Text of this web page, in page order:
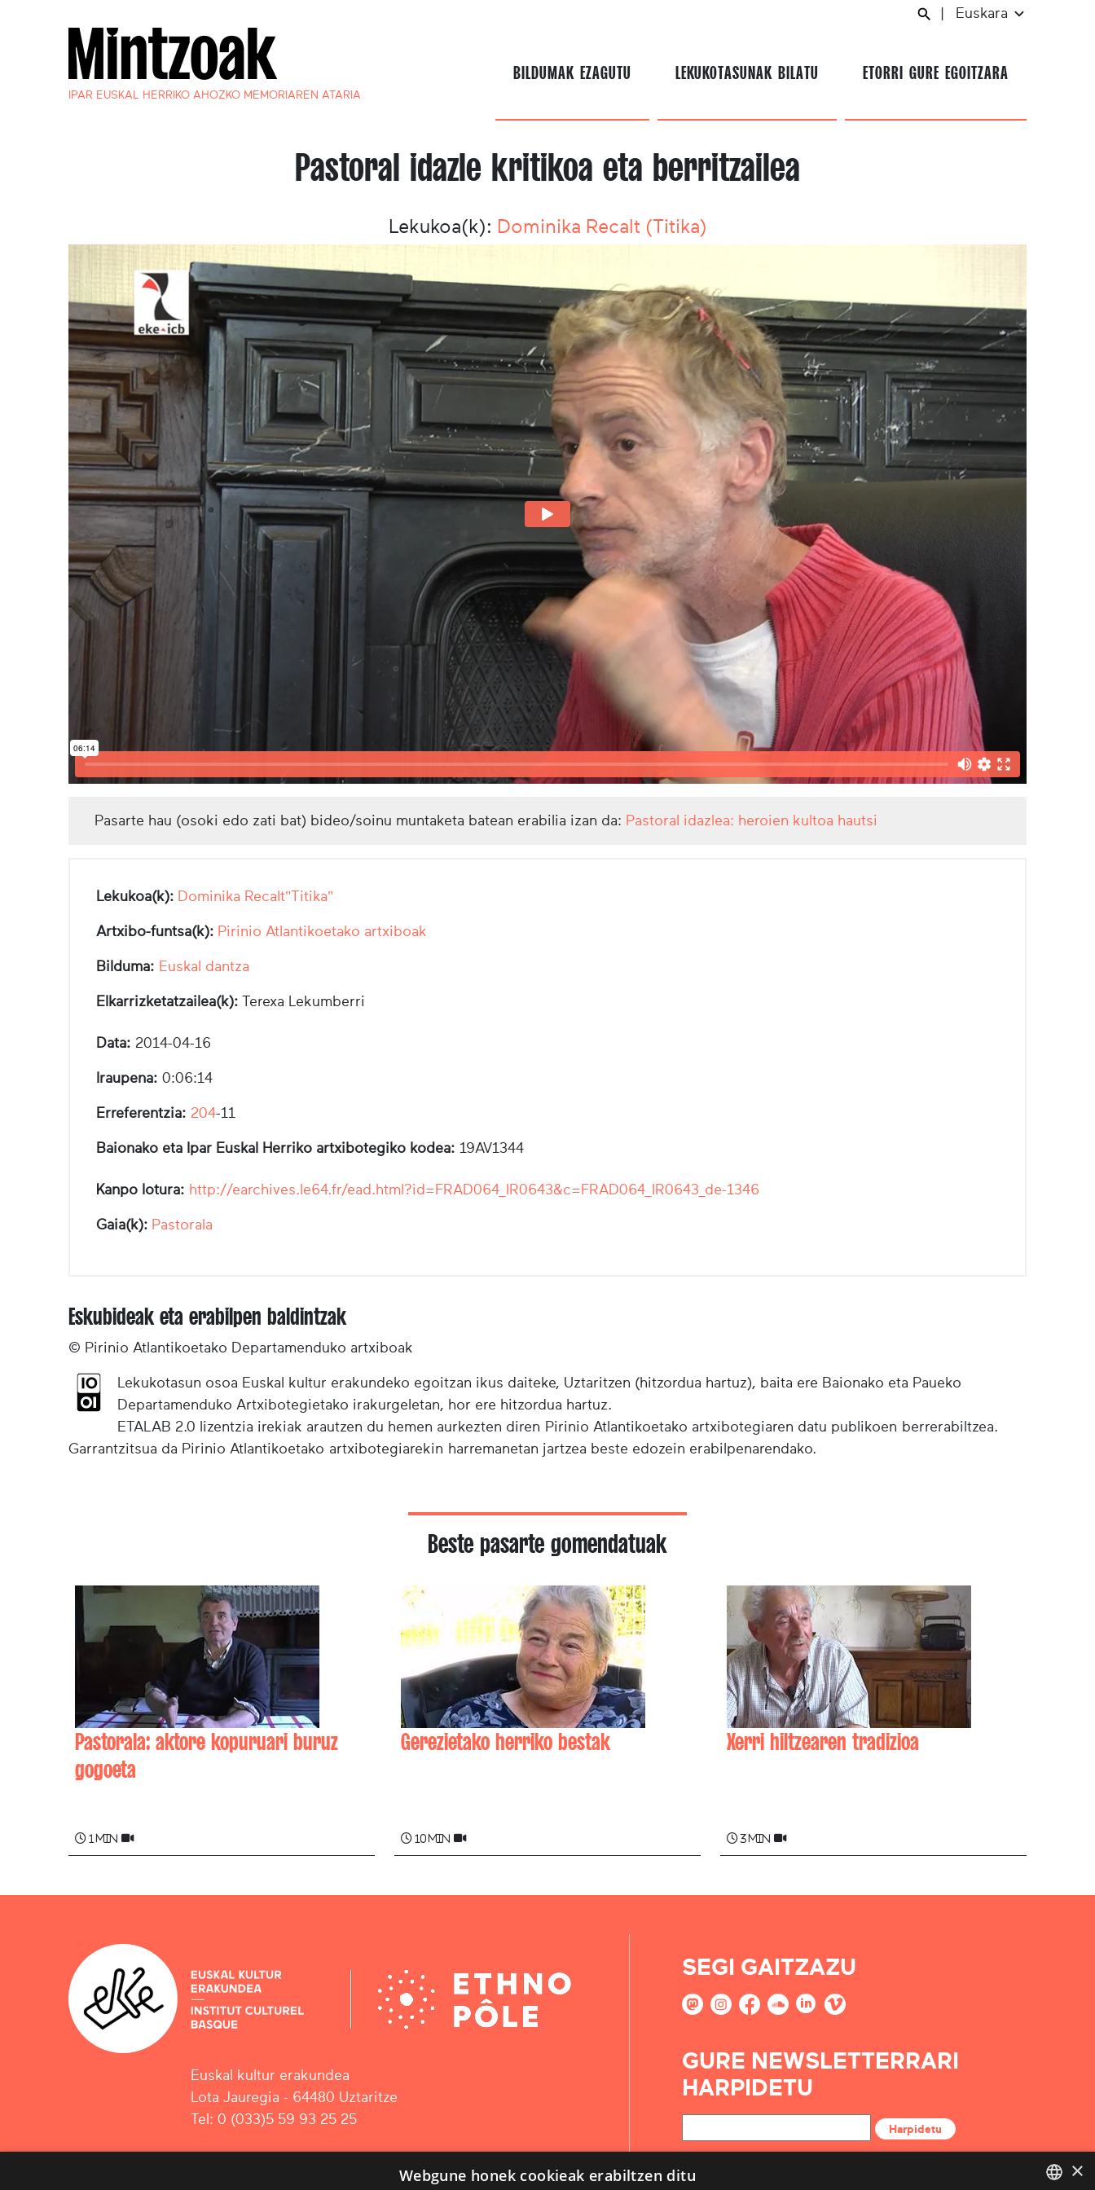
IPAR EUSKAL HERRIKO AHOZKO MEMORIAREN ATARIA
Euskara
BILDUMAK EZAGUTU LEKUKOTASUNAK BILATU ETORRI GURE EGOITZARA
Pastoral idazle kritikoa eta berritzailea
Lekukoa(k): Dominika Recalt (Titika)
Pasarte hau (osoki edo zati bat) bideo/soinu muntaketa batean erabilia izan da: Pastoral idazlea: heroien kultoa hautsi
Lekukoa(k): Dominika Recalt"Titika"
Artxibo-funtsa(k): Pirinio Atlantikoetako artxiboak
Bilduma: Euskal dantza
Elkarrizketatzailea(k): Terexa Lekumberri
Data: 2014-04-16
Iraupena: 0:06:14
Erreferentzia: 204-11
Baionako eta Ipar Euskal Herriko artxibotegiko kodea: 19AV1344
Kanpo lotura: http://earchives.le64.fr/ead.html?id=FRAD064_IR0643&c=FRAD064_IR0643_de-1346
Gaia(k): Pastorala
Eskubideak eta erabilpen baldintzak
© Pirinio Atlantikoetako Departamenduko artxiboak
Lekukotasun osoa Euskal kultur erakundeko egoitzan ikus daiteke, Uztaritzen (hitzordua hartuz), baita ere Baionako eta Paueko
Departamenduko Artxibotegietako irakurgeletan, hor ere hitzordua hartuz.
ETALAB 2.0 lizentzia irekiak arautzen du hemen aurkezten diren Pirinio Atlantikoetako artxibotegiaren datu publikoen berrerabiltzea.
Garrantzitsua da Pirinio Atlantikoetako artxibotegiarekin harremanetan jartzea beste edozein erabilpenarendako.
Beste pasarte gomendatuak
Pastorala: aktore kopuruari buruz
gogoeta
1 min
Gerezietako herriko bestak
10 min
Xerri hiltzearen tradizioa
3 min
Euskal kultur erakundea
Lota Jauregia - 64480 Uztaritze
Tel: 0 (033)5 59 93 25 25
SEGI GAITZAZU
GURE NEWSLETTERRARI
HARPIDETU
Harpidetu
×
Webgune honek cookieak erabiltzen ditu